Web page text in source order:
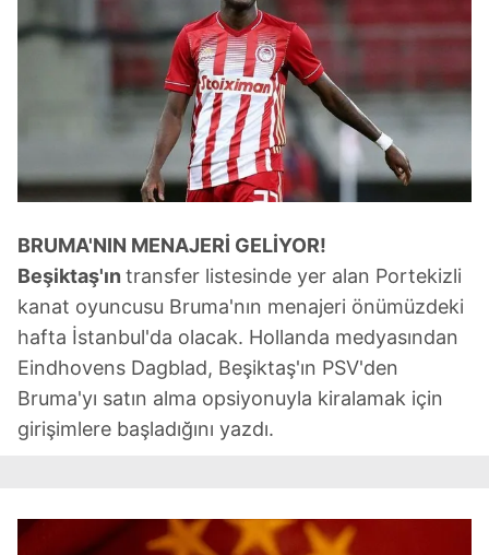
BRUMA'NIN MENAJERİ GELİYOR!
Beşiktaş'ın transfer listesinde yer alan Portekizli
kanat oyuncusu Bruma'nın menajeri önümüzdeki
hafta İstanbul'da olacak. Hollanda medyasından
Eindhovens Dagblad, Beşiktaş'ın PSV'den
Bruma'yı satın alma opsiyonuyla kiralamak için
girişimlere başladığını yazdı.